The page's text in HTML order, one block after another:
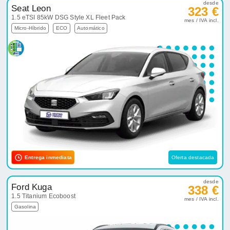
Seat Leon
1.5 eTSI 85kW DSG Style XL Fleet Pack
Micro-Híbrido ECO Automático
desde
323 €
mes / IVA incl.
Entrega inmediata Oferta destacada
Ford Kuga
1.5 Titanium Ecoboost
Gasolina
desde
338 €
mes / IVA incl.